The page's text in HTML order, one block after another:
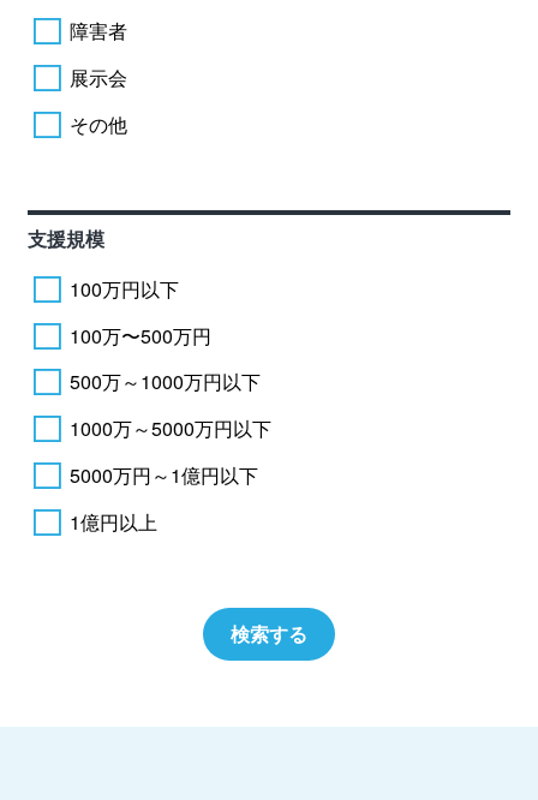
障害者
展示会
その他
支援規模
100万円以下
100万〜500万円
500万～1000万円以下
1000万～5000万円以下
5000万円～1億円以下
1億円以上